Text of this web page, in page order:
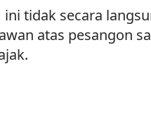
ini tidak secara
atas pesangon